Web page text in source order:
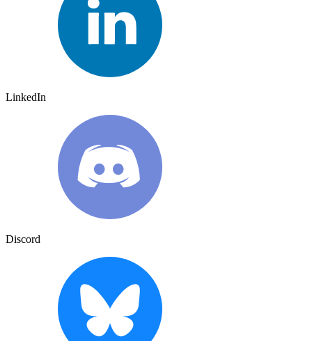
LinkedIn
Discord